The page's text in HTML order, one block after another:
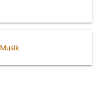
Musik